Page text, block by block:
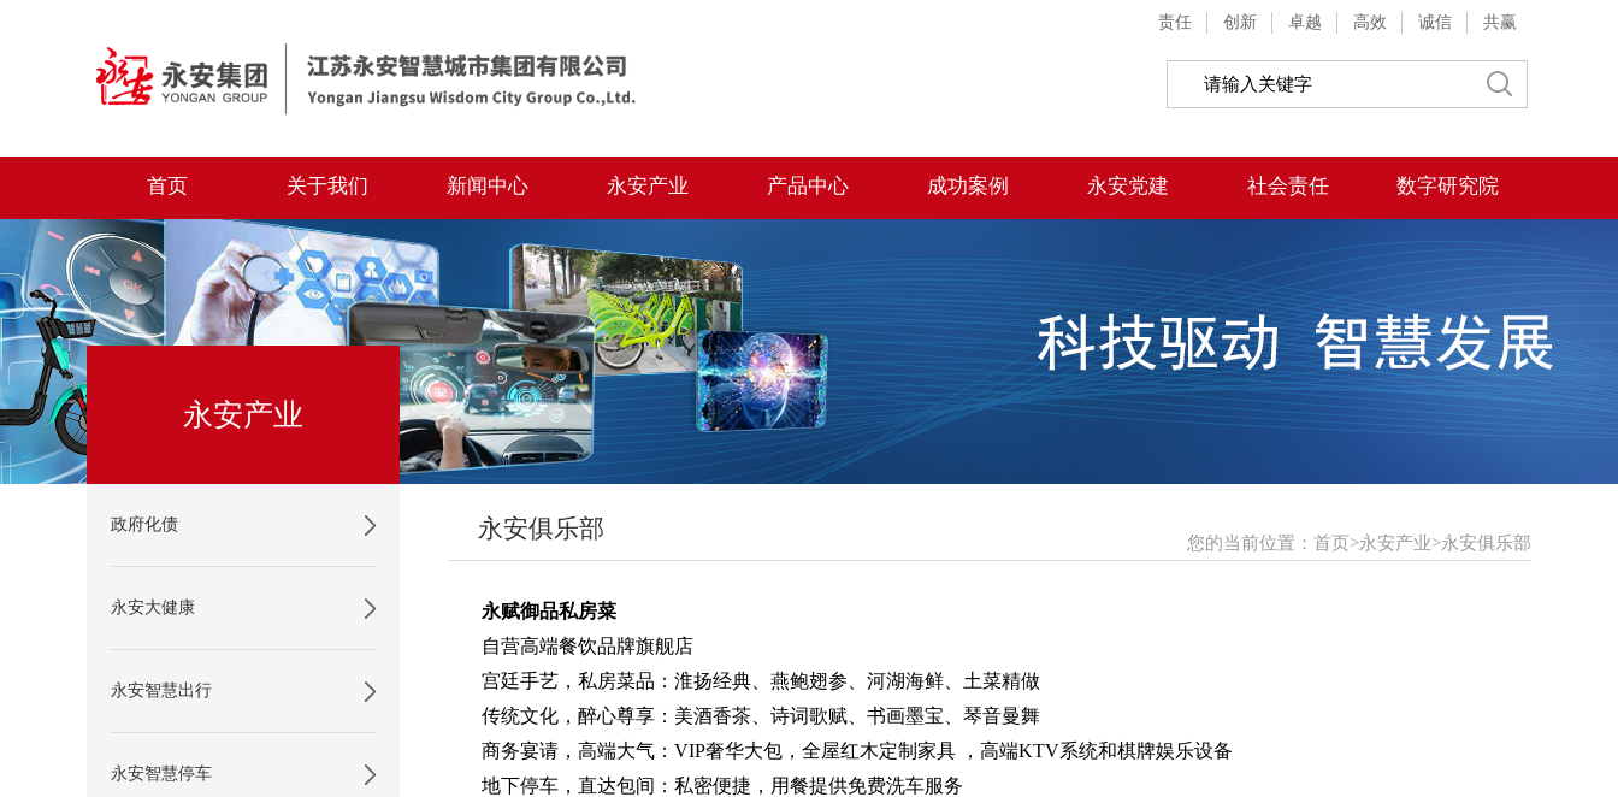
责任 创新 卓越 高效 诚信 共赢
首页 关于我们 新闻中心 永安产业 产品中心 成功案例 永安党建 社会责任 数字研究院
永安产业
政府化债
永安大健康
永安智慧出行
永安智慧停车
永安俱乐部 您的当前位置： 首页>永安产业>永安俱乐部
永赋御品私房菜
自营高端餐饮品牌旗舰店
宫廷手艺，私房菜品：淮扬经典、燕鲍翅参、河湖海鲜、土菜精做
传统文化，醉心尊享：美酒香茶、诗词歌赋、书画墨宝、琴音曼舞
商务宴请，高端大气：VIP奢华大包，全屋红木定制家具 ，高端KTV系统和棋牌娱乐设备
地下停车，直达包间：私密便捷，用餐提供免费洗车服务